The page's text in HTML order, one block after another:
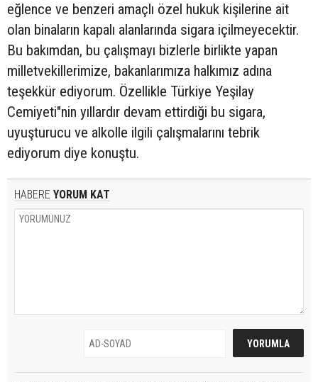
eğlence ve benzeri amaçlı özel hukuk kişilerine ait
olan binaların kapalı alanlarında sigara içilmeyecektir.
Bu bakımdan, bu çalışmayı bizlerle birlikte yapan
milletvekillerimize, bakanlarımıza halkımız adına
teşekkür ediyorum. Özellikle Türkiye Yeşilay
Cemiyeti"nin yıllardır devam ettirdiği bu sigara,
uyuşturucu ve alkolle ilgili çalışmalarını tebrik
ediyorum diye konuştu.
HABERE YORUM KAT